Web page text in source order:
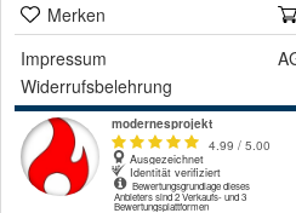
Merken
Impressum
Widerrufsbelehrung